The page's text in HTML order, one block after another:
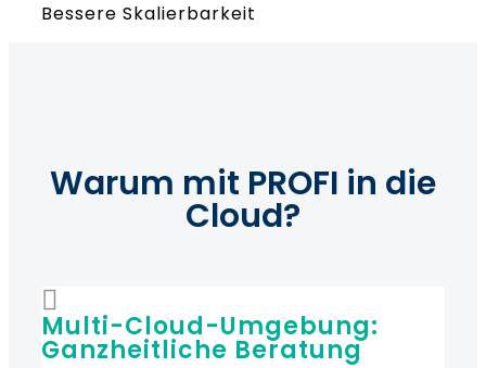
Bessere Skalierbarkeit
Warum mit PROFI in die
Cloud?
Multi-Cloud-Umgebung:
Ganzheitliche Beratung